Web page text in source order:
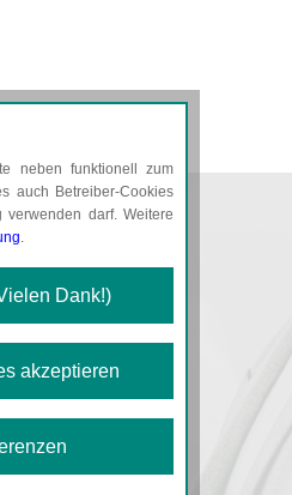
neben funktionell zum
auch Betreiber-Cookies
darf. Weitere
.
Dank!)
akzeptieren